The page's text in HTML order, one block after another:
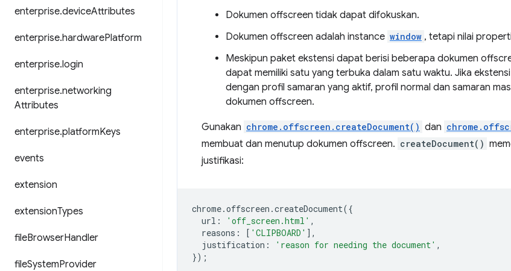
enterprise.deviceAttributes
enterprise.hardwarePlatform
enterprise.login
enterprise.networking
Attributes
enterprise.platformKeys
events
extension
extensionTypes
fileBrowserHandler
fileSystemProvider
Dokumen offscreen tidak dapat difokuskan.
Dokumen offscreen adalah instance window , tetapi nilai properti
Meskipun paket ekstensi dapat berisi beberapa dokumen
dapat memiliki satu yang terbuka dalam satu waktu. Jika
dengan profil samaran yang aktif, profil normal dan samaran
dokumen offscreen.
Gunakan chrome.offscreen.createDocument() dan
membuat dan menutup dokumen offscreen. createDocument()
justifikasi:
chrome.offscreen .createDocument({
url : 'off_screen.html' ,
reasons : [ 'CLIPBOARD' ],
justification : 'reason for needing the document' ,
});